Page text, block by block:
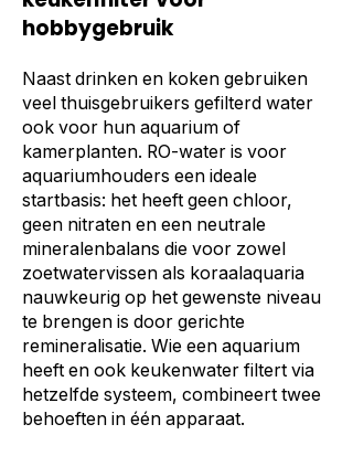
hobbygebruik
Naast drinken en koken gebruiken
veel thuisgebruikers gefilterd water
ook voor hun aquarium of
kamerplanten. RO-water is voor
aquariumhouders een ideale
startbasis: het heeft geen chloor,
geen nitraten en een neutrale
mineralenbalans die voor zowel
zoetwatervissen als koraalaquaria
nauwkeurig op het gewenste niveau
te brengen is door gerichte
remineralisatie. Wie een aquarium
heeft en ook keukenwater filtert via
hetzelfde systeem, combineert twee
behoeften in één apparaat.